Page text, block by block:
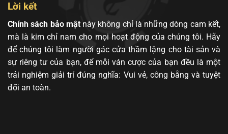
Lời kết
Chính sách bảo mậtnày không chỉ là những dòng cam kết,
mà là kim chỉ nam cho mọi hoạt động của chúng tôi. Hãy
để chúng tôi làm người gác cửa thầm lặng cho tài sản và
sự riêng tư của bạn, để mỗi ván cược của bạn đều là một
trải nghiệm giải trí đúng nghĩa: Vui vẻ, công bằng và tuyệt
đối an toàn.